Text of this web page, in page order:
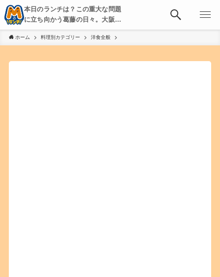
本日のランチは？この重大な問題
に立ち向かう葛藤の日々。大阪・
京都・神戸を中心とした食べ歩
き、飲み歩きを綴る。
ホーム 料理別カテゴリー 洋食全般